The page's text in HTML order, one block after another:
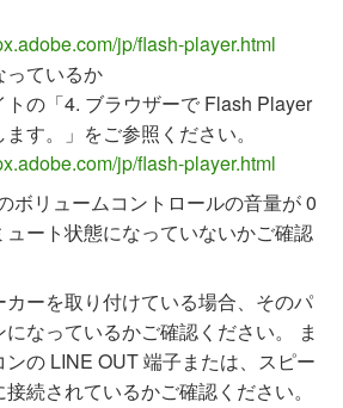
jp/flash-player.html
っているか
の「4. ブラウザーで Flash Player
す。」をご参照ください。
jp/flash-player.html
ボリュームコントロールの音量が 0
ュート状態になっていないかご確認
カーを取り付けている場合、そのパ
になっているかご確認ください。 ま
ンの LINE OUT 端子または、スピー
続されているかご確認ください。